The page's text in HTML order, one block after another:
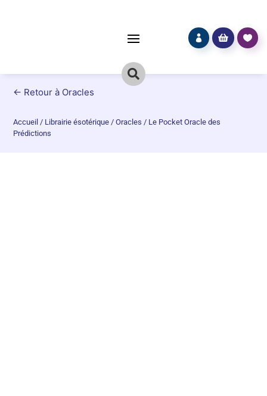

  
← Retour à Oracles
Accueil / Librairie ésotérique /Oracles / Le Pocket Oracle des
Prédictions